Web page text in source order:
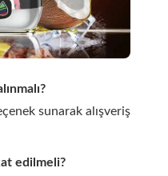
sunarak alışveriş
edilmeli?